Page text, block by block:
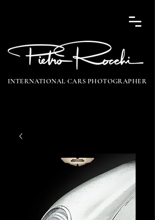
INTERNATIONAL CARS PHOTOGRAPHER